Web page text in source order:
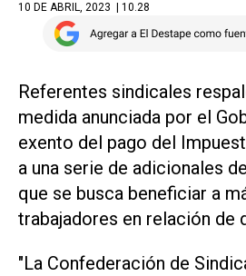
10 DE ABRIL, 2023 | 10.28
Referentes sindicales
medida anunciada por el
exento del pago del
a una serie de adicionales
que se busca beneficiar a
trabajadores en relación de
"La Confederación de